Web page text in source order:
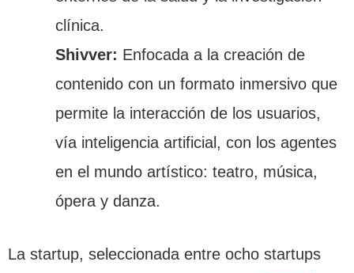
clínica.
Shivver: Enfocada a la creación de
contenido con un formato inmersivo que
permite la interacción de los usuarios,
vía inteligencia artificial, con los agentes
en el mundo artístico: teatro, música,
ópera y danza.
La startup, seleccionada entre ocho startups